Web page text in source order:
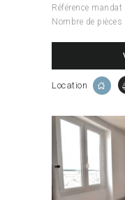
Référence mandat
Nombre de pièces
Location